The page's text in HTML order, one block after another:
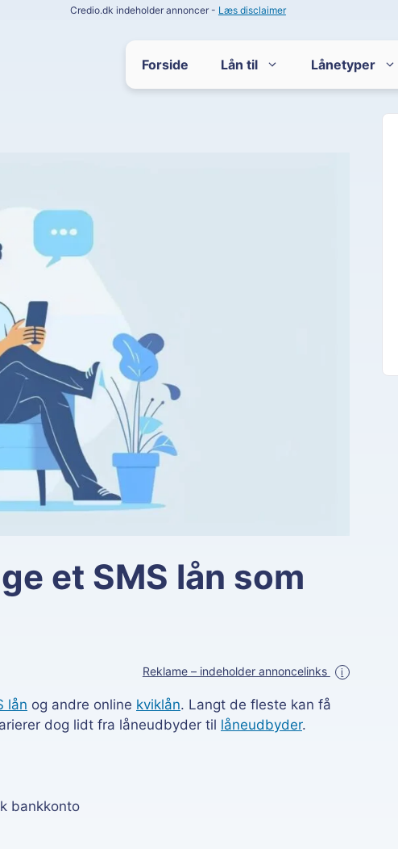
Credio.dk indeholder annoncer - Læs disclaimer
Forside Lån til Lånetyper
et SMS lån som
Reklame – indeholder annoncelinks i
lån og andre online kviklån. Langt de fleste kan få
dog lidt fra låneudbyder til låneudbyder.
bankkonto